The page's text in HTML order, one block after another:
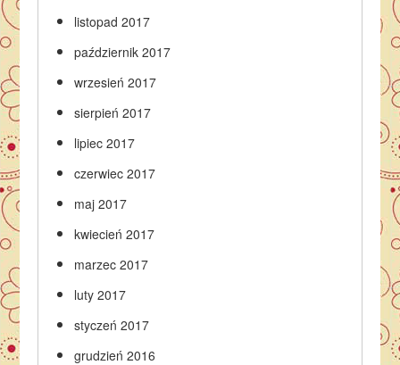
listopad 2017
październik 2017
wrzesień 2017
sierpień 2017
lipiec 2017
czerwiec 2017
maj 2017
kwiecień 2017
marzec 2017
luty 2017
styczeń 2017
grudzień 2016